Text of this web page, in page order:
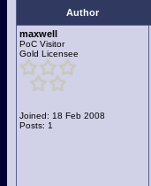
Author
maxwell
PoC Visitor
Gold Licensee
Joined: 18 Feb 2008
Posts: 1